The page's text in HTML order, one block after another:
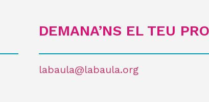
DEMANA’NS EL TEU
labaula@labaula.org